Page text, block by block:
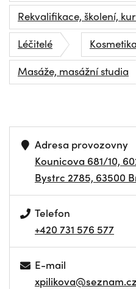
Rekvalifikace, školení,
Léčitelé
Masáže, masážní studia
Adresa provozovny
Kounicova 681/10,
Bystrc 2785, 63500
Telefon
+420 731 576 577
E-mail
xpilikova@seznam.cz